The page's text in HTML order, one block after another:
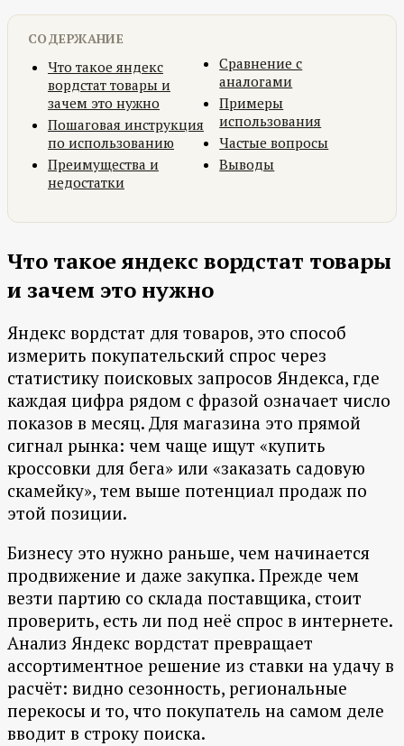
СОДЕРЖАНИЕ
Что такое яндекс
вордстат товары и
зачем это нужно
Пошаговая инструкция
по использованию
Преимущества и
недостатки
Сравнение с
аналогами
Примеры
использования
Частые вопросы
Выводы
Что такое яндекс вордстат товары
и зачем это нужно
Яндекс вордстат для товаров, это способ
измерить покупательский спрос через
статистику поисковых запросов Яндекса, где
каждая цифра рядом с фразой означает число
показов в месяц. Для магазина это прямой
сигнал рынка: чем чаще ищут «купить
кроссовки для бега» или «заказать садовую
скамейку», тем выше потенциал продаж по
этой позиции.
Бизнесу это нужно раньше, чем начинается
продвижение и даже закупка. Прежде чем
везти партию со склада поставщика, стоит
проверить, есть ли под неё спрос в интернете.
Анализ Яндекс вордстат превращает
ассортиментное решение из ставки на удачу в
расчёт: видно сезонность, региональные
перекосы и то, что покупатель на самом деле
вводит в строку поиска.